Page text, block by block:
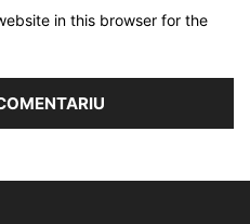
in this browser for the